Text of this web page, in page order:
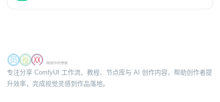
专注分享 ComfyUI 工作流、教程、节点库与 AI 创作内容，帮助创作者提
升效率，完成视觉灵感到作品落地。